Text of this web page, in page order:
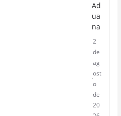
Ad
ua
na
2
de
ag
ost
o
de
20